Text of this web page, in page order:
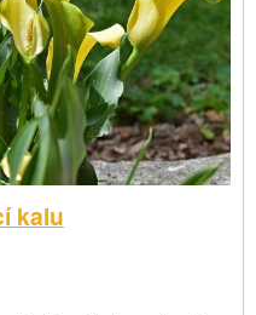
kalu